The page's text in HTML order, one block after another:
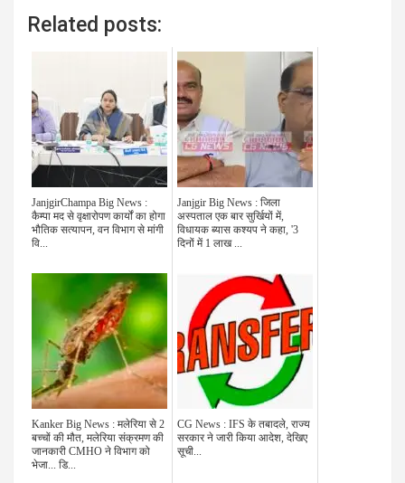
Related posts:
JanjgirChampa Big News :
कैम्पा मद से वृक्षारोपण कार्यों का होगा
भौतिक सत्यापन, वन विभाग से मांगी
वि...
Janjgir Big News : जिला
अस्पताल एक बार सुर्खियों में,
विधायक ब्यास कश्यप ने कहा, '3
दिनों में 1 लाख ...
Kanker Big News : मलेरिया से 2
बच्चों की मौत, मलेरिया संक्रमण की
जानकारी CMHO ने विभाग को
भेजा... डि...
CG News : IFS के तबादले, राज्य
सरकार ने जारी किया आदेश, देखिए
सूची...